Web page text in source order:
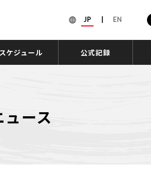
JP EN
スケジュール 公式記録
ュース